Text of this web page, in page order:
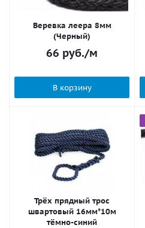
Веревка леера 8мм
(Черный)
66 руб./м
В корзину
Трёх прядный трос
швартовый 16мм*10м
тёмно-синий